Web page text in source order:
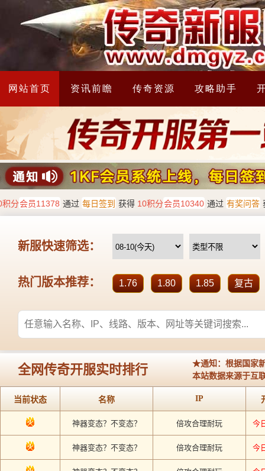
网站首页 资讯前瞻 传奇资源 攻略助手